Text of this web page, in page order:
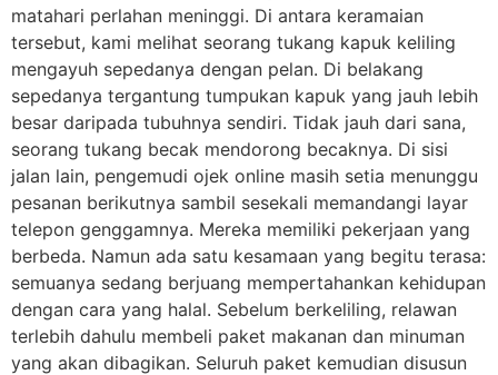
matahari perlahan meninggi. Di antara keramaian
tersebut, kami melihat seorang tukang kapuk keliling
mengayuh sepedanya dengan pelan. Di belakang
sepedanya tergantung tumpukan kapuk yang jauh lebih
besar daripada tubuhnya sendiri. Tidak jauh dari sana,
seorang tukang becak mendorong becaknya. Di sisi
jalan lain, pengemudi ojek online masih setia menunggu
pesanan berikutnya sambil sesekali memandangi layar
telepon genggamnya. Mereka memiliki pekerjaan yang
berbeda. Namun ada satu kesamaan yang begitu terasa:
semuanya sedang berjuang mempertahankan kehidupan
dengan cara yang halal. Sebelum berkeliling, relawan
terlebih dahulu membeli paket makanan dan minuman
yang akan dibagikan. Seluruh paket kemudian disusun